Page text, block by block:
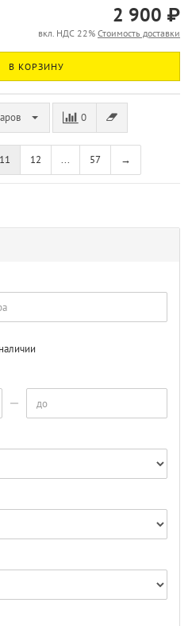
2 900 ₽
вкл. НДС 22% Стоимость доставки
В КОРЗИНУ
0
11 12 ... 57 →